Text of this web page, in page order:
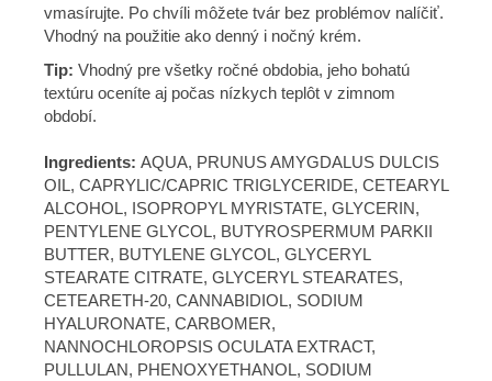
vmasírujte. Po chvíli môžete tvár bez problémov nalíčiť.
Vhodný na použitie ako denný i nočný krém.
Tip: Vhodný pre všetky ročné obdobia, jeho bohatú
textúru oceníte aj počas nízkych teplôt v zimnom
období.
Ingredients: AQUA, PRUNUS AMYGDALUS DULCIS
OIL, CAPRYLIC/CAPRIC TRIGLYCERIDE, CETEARYL
ALCOHOL, ISOPROPYL MYRISTATE, GLYCERIN,
PENTYLENE GLYCOL, BUTYROSPERMUM PARKII
BUTTER, BUTYLENE GLYCOL, GLYCERYL
STEARATE CITRATE, GLYCERYL STEARATES,
CETEARETH-20, CANNABIDIOL, SODIUM
HYALURONATE, CARBOMER,
NANNOCHLOROPSIS OCULATA EXTRACT,
PULLULAN, PHENOXYETHANOL, SODIUM